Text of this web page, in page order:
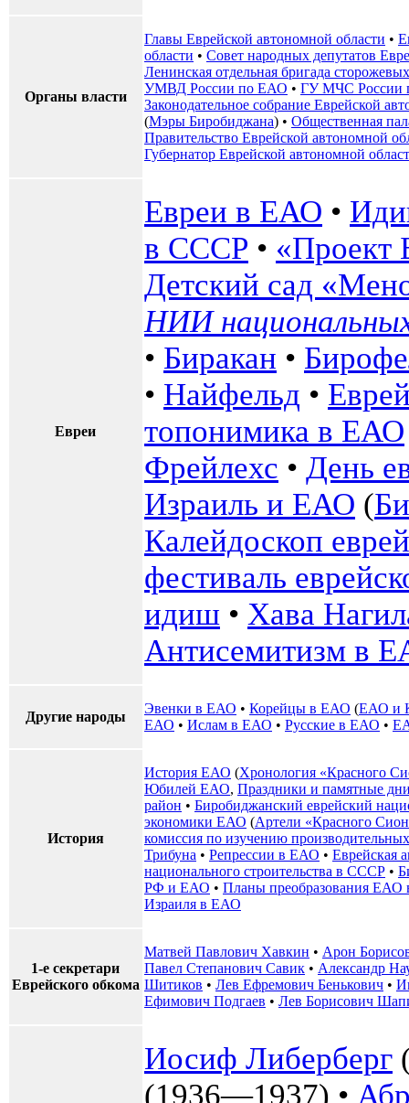
Органы власти
Главы Еврейской автономной области •
области • Совет народных депутатов
Ленинская отдельная бригада
УМВД России по ЕАО • ГУ МЧС России
Законодательное собрание Еврейской
(Мэры Биробиджана) • Общественная
Правительство Еврейской автономной
Губернатор Еврейской автономной
Евреи
Евреи в ЕАО •
в СССР • «Проект
Детский сад
НИИ
• Биракан •
• Найфельд •
топонимика в ЕАО
Фрейлехс • День
Израиль и ЕАО (
Калейдоскоп
фестиваль
идиш • Хава
Антисемитизм в
Другие народы
Эвенки в ЕАО • Корейцы в ЕАО (ЕАО и
ЕАО • Ислам в ЕАО • Русские в ЕАО •
История
История ЕАО (Хронология «Красного
Юбилей ЕАО, Праздники и памятные
район • Биробиджанский еврейский
экономики ЕАО (Артели «Красного
комиссия по изучению
Трибуна • Репрессии в ЕАО • Еврейская
национального строительства в СССР •
РФ и ЕАО • Планы преобразования ЕАО
Израиля в ЕАО
1-е секретари
Еврейского обкома
Матвей Павлович Хавкин • Арон
Павел Степанович Савик • Александр
Шитиков • Лев Ефремович Бенькович •
Ефимович Подгаев • Лев Борисович
Иосиф Либерберг
(1936—1937) •